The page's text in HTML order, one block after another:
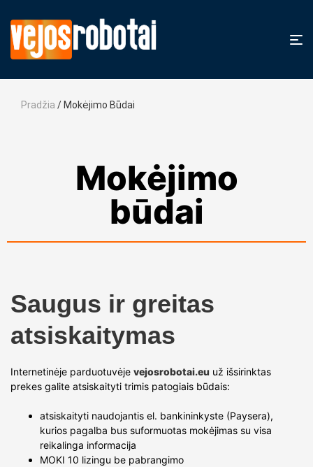
Pradžia / Mokėjimo Būdai
Mokėjimo
būdai
Saugus ir greitas
atsiskaitymas
Internetinėje parduotuvėje vejosrobotai.eu už išsirinktas
prekes galite atsiskaityti trimis patogiais būdais:
atsiskaityti naudojantis el. bankininkyste (Paysera),
kurios pagalba bus suformuotas mokėjimas su visa
reikalinga informacija
MOKI 10 lizingu be pabrangimo